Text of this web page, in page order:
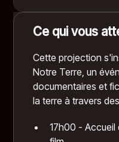
Ce qui vous
Cette projection
Notre Terre, un
documentaires et
la terre à travers
17h00 -